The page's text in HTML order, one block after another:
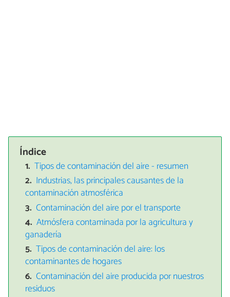
Índice
Tipos de contaminación del aire - resumen
Industrias, las principales causantes de la
contaminación atmosférica
Contaminación del aire por el transporte
Atmósfera contaminada por la agricultura y
ganadería
Tipos de contaminación del aire: los
contaminantes de hogares
Contaminación del aire producida por nuestros
residuos